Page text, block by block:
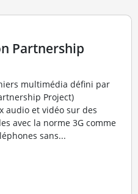
Partnership
multimédia défini par
Project)
audio et vidéo sur des
avec la norme 3G comme
sans...